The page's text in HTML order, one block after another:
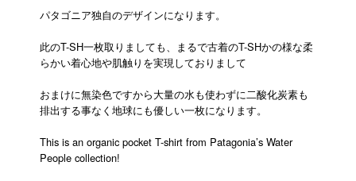
パタゴニア独自のデザインになります。
此のT-SH一枚取りましても、まるで古着のT-SHかの様な柔
らかい着心地や肌触りを実現しておりまして
おまけに無染色ですから大量の水も使わずに二酸化炭素も
排出する事なく地球にも優しい一枚になります。
This is an organic pocket T-shirt from Patagonia’s Water
People collection!